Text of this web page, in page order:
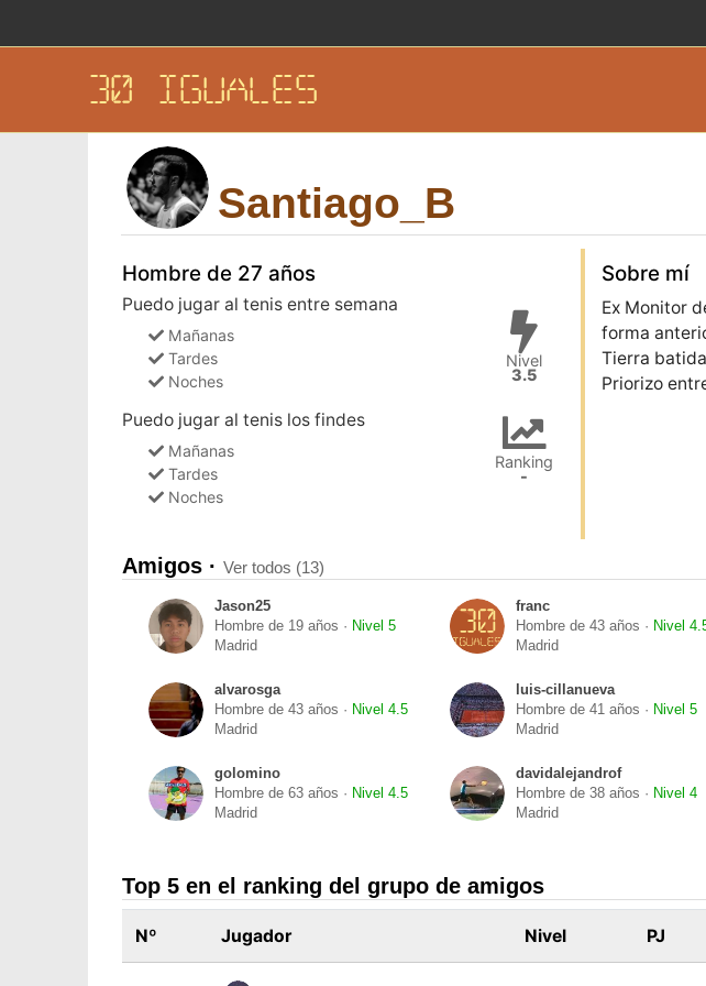
30 IGUALES
Santiago_B
Hombre de 27 años
Puedo jugar al tenis entre semana
Mañanas
Tardes
Noches
Puedo jugar al tenis los findes
Mañanas
Tardes
Noches
Nivel
3.5
Ranking
-
Sobre mí
Ex Monitor
forma
Tierra
Priorizo
Amigos · Ver todos (13)
Jason25
Hombre de 19 años · Nivel 5
Madrid
franc
Hombre de 43 años · Nivel
Madrid
alvarosga
Hombre de 43 años · Nivel 4.5
Madrid
luis-cillanueva
Hombre de 41 años · Nivel 5
Madrid
golomino
Hombre de 63 años · Nivel 4.5
Madrid
davidalejandrof
Hombre de 38 años · Nivel 4
Madrid
Top 5 en el ranking del grupo de amigos
Nº Jugador Nivel PJ